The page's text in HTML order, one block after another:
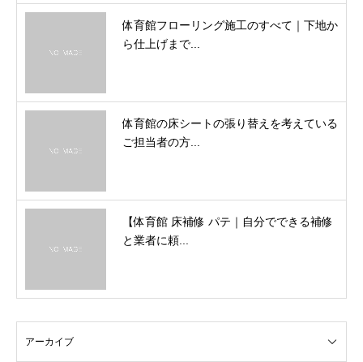
体育館フローリング施工のすべて｜下地か
ら仕上げまで...
体育館の床シートの張り替えを考えている
ご担当者の方...
【体育館 床補修 パテ｜自分でできる補修
と業者に頼...